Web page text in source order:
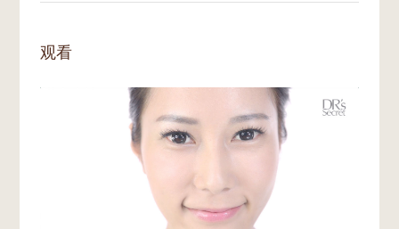
既能保护寡肽-1的活性，并优化寡肽-1的肌肤
渗透效力。
的限制。一般来说，25岁开始，皮肤衰老的
迹象就会开始显现。在这个年龄段，如果能及
肤维护青春则更有效率。
皮肤老化的速度取决于您的基因、环境、肤
色、紫外线照射和生活方式。当您发现皮肤出
现老化迹象时，可选择在日常护肤中更早地加
入鲜活润颜精华肽片。
观看